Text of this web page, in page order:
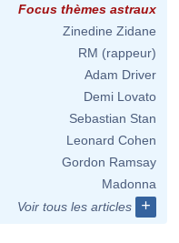
Focus thèmes astraux
Zinedine Zidane
RM (rappeur)
Adam Driver
Demi Lovato
Sebastian Stan
Leonard Cohen
Gordon Ramsay
Madonna
Voir tous les articles
+